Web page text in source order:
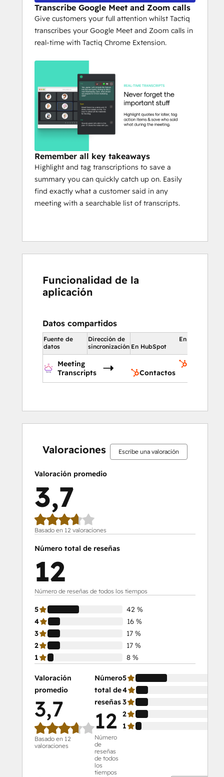
transcripts in real-time
* Highlight important stuff with a click
* Save Google Meet captions as a transcript
* Save Google Meet chat history in your
transcription
* Google Meet Attendance Tracker
* Save Zoom captions as a transcript to
* Link calls with your HubSpot Contacts
Transcribe Google Meet and Zoom calls
Give customers your full attention whilst Tactiq
transcribes your Google Meet and Zoom calls in
real-time with Tactiq Chrome Extension.
Remember all key takeaways
Highlight and tag transcriptions to save a
summary you can quickly catch up on. Easily
find exactly what a customer said in any
meeting with a searchable list of transcripts.
Funcionalidad de la
aplicación
Datos compartidos
Fuente de
datos
Dirección de
sincronización
En HubSpot
En HubSpot
Meeting
Transcripts
Contactos
Valoraciones Escribe una valoración
Valoración promedio
3,7
Basado en 12 valoraciones
Número total de reseñas
12
Número de reseñas de todos los tiempos
5
42 %
4
16 %
3
17 %
2
17 %
1
8 %
Valoración
promedio
3,7
Basado en 12
valoraciones
Número
total de
reseñas
12
Número
de
reseñas
de todos
los
tiempos
5
4
3
2
1